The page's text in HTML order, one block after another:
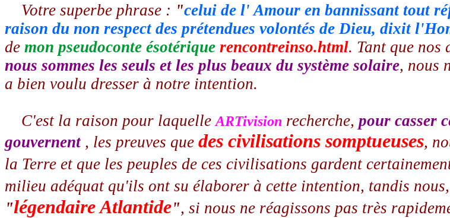
Votre superbe phrase : "celui de l' Amour en bannissant tout
raison du non respect des prétendues volontés de Dieu, dixit
de mon pseudoconte ésotérique rencontreinso.html. Tant que nos
nous sommes les seuls et les plus beaux du système solaire, nous
a bien voulu dresser à notre intention.
C'est la raison pour laquelle ARTivision recherche, pour casser
gouvernent , les preuves que des civilisations somptueuses,
la Terre et que les peuples de ces civilisations gardent
milieu adéquat qu'ils ont su élaborer à cette intention, tandis
"légendaire Atlantide", si nous ne réagissons pas très